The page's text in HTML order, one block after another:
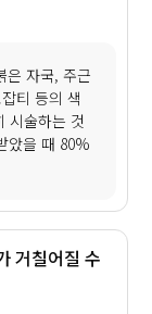
은 자국, 주근
티 등의 색
시술하는 것
았을 때 80%
거칠어질 수